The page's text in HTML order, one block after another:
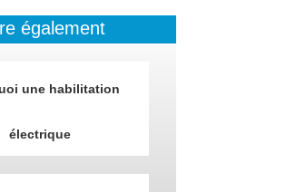
également
une habilitation
électrique